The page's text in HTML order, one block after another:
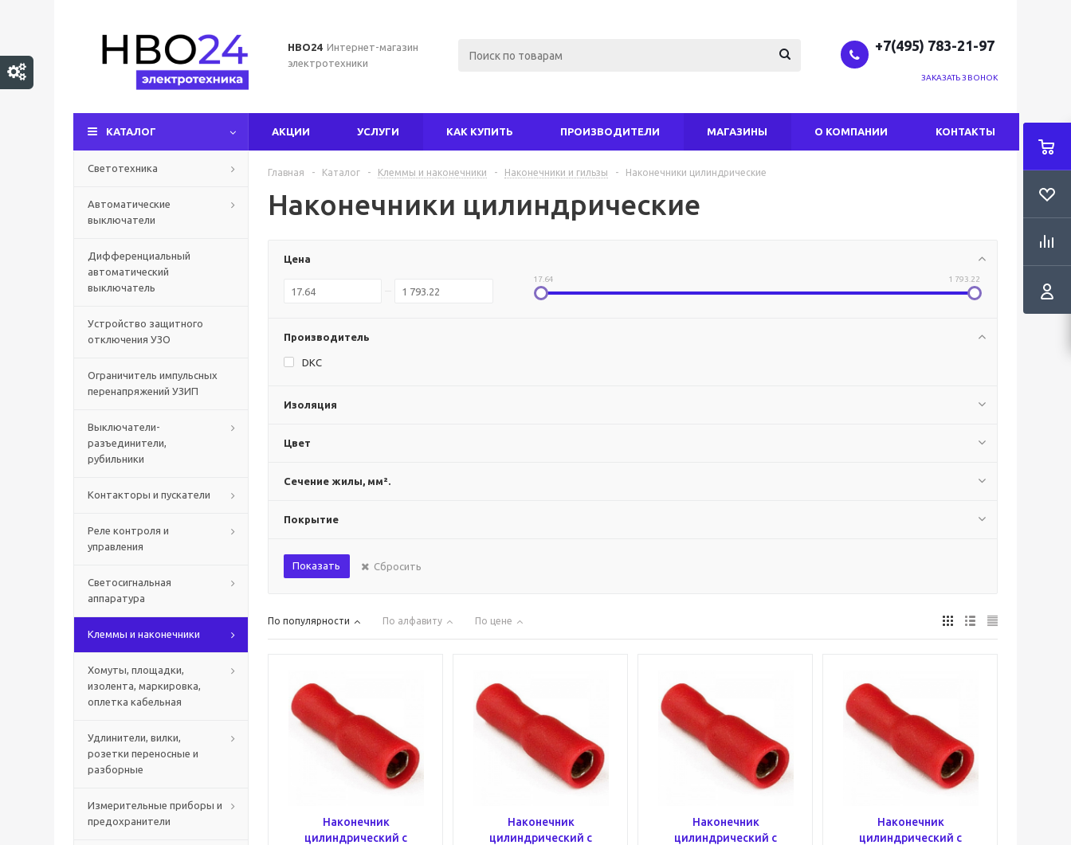
НВО24 Интернет-магазин
электротехники
+7(495) 783-21-97
ЗАКАЗАТЬ ЗВОНОК
КАТАЛОГ АКЦИИ УСЛУГИ КАК КУПИТЬ ПРОИЗВОДИТЕЛИ МАГАЗИНЫ О КОМПАНИИ КОНТАКТЫ
Светотехника
Автоматические
выключатели
Дифференциальный
автоматический
выключатель
Устройство защитного
отключения УЗО
Ограничитель импульсных
перенапряжений УЗИП
Выключатели-
разъединители,
рубильники
Контакторы и пускатели
Реле контроля и
управления
Светосигнальная
аппаратура
Клеммы и наконечники
Хомуты, площадки,
изолента, маркировка,
оплетка кабельная
Удлинители, вилки,
розетки переносные и
разборные
Измерительные приборы и
предохранители
Главная - Каталог - Клеммы и наконечники - Наконечники и гильзы - Наконечники цилиндрические
Наконечники цилиндрические
Цена
17.64 1 793.22
Производитель
DKC
Изоляция
Цвет
Сечение жилы, мм².
Покрытие
Показать Сбросить
По популярности По алфавиту По цене
Наконечник
цилиндрический с
Наконечник
цилиндрический с
Наконечник
цилиндрический с
Наконечник
цилиндрический с